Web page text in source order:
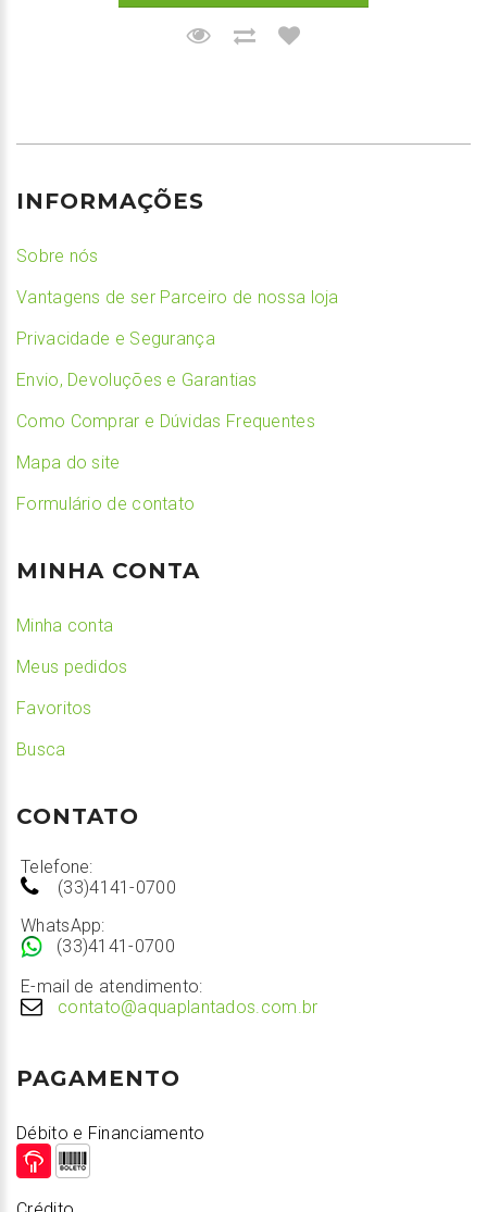
INFORMAÇÕES
Sobre nós
Vantagens de ser Parceiro de nossa loja
Privacidade e Segurança
Envio, Devoluções e Garantias
Como Comprar e Dúvidas Frequentes
Mapa do site
Formulário de contato
MINHA CONTA
Minha conta
Meus pedidos
Favoritos
Busca
CONTATO
Telefone:
(33)4141-0700
WhatsApp:
(33)4141-0700
E-mail de atendimento:
contato@aquaplantados.com.br
PAGAMENTO
Débito e Financiamento